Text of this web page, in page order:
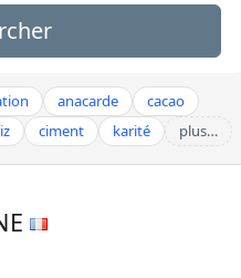
anacarde
cacao
ciment karité plus…